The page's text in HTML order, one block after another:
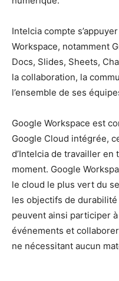
Intelcia compte
Workspace, notamment
Docs, Slides, Sheets,
la collaboration, la
l’ensemble de ses
Google Workspace est
Google Cloud intégrée,
d’Intelcia de travailler
moment. Google
le cloud le plus vert du
les objectifs de durabilité
peuvent ainsi participer
événements et
ne nécessitant aucun